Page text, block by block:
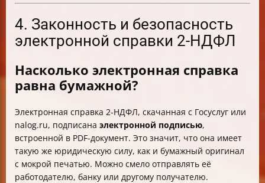
4. Законность и безопасность
электронной справки 2-НДФЛ
Насколько электронная справка
равна бумажной?
Электронная справка 2-НДФЛ, скачанная с Госуслуг или
nalog.ru, подписана электронной подписью,
встроенной в PDF-документ. Это значит, что она имеет
такую же юридическую силу, как и бумажный оригинал
с мокрой печатью. Можно смело отправлять её
работодателю, банку или другому получателю.